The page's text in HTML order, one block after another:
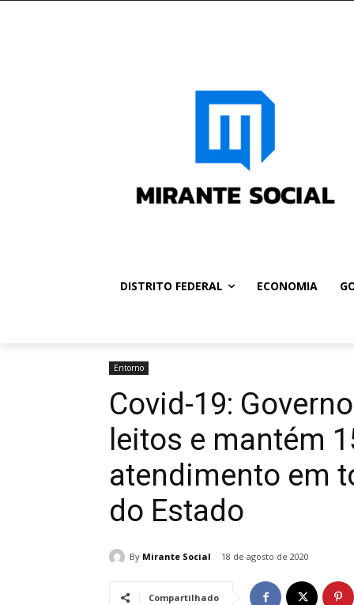
DISTRITO FEDERAL ECONOMIA
Entorno
Covid-19:
leitos e mantém
atendimento em
do Estado
By Mirante Social 18 de agosto de 2020
Compartilhado